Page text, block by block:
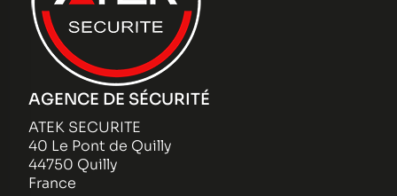
AGENCE DE SÉCURITÉ
ATEK SECURITE
40 Le Pont de Quilly
44750 Quilly
France